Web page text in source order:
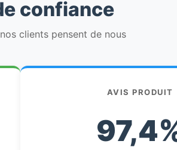
confiance
clients pensent de nous
AVIS PRODUIT